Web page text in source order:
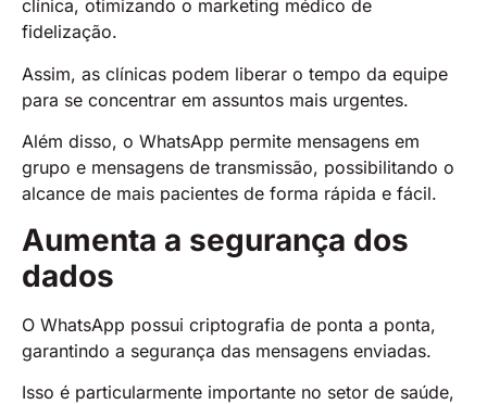
clínica, otimizando o marketing médico de
fidelização.
Assim, as clínicas podem liberar o tempo da equipe
para se concentrar em assuntos mais urgentes.
Além disso, o WhatsApp permite mensagens em
grupo e mensagens de transmissão, possibilitando o
alcance de mais pacientes de forma rápida e fácil.
Aumenta a segurança dos
dados
O WhatsApp possui criptografia de ponta a ponta,
garantindo a segurança das mensagens enviadas.
Isso é particularmente importante no setor de saúde,